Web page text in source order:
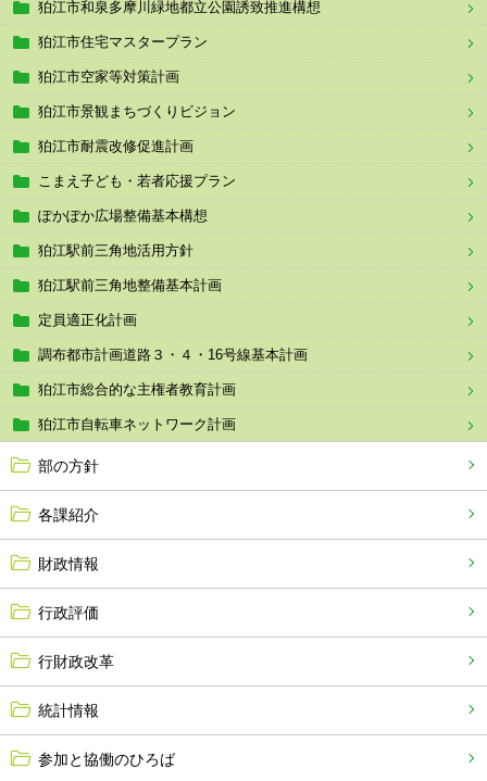
狛江市和泉多摩川緑地都立公園誘致推進構想
狛江市住宅マスタープラン
狛江市空家等対策計画
狛江市景観まちづくりビジョン
狛江市耐震改修促進計画
こまえ子ども・若者応援プラン
ぽかぽか広場整備基本構想
狛江駅前三角地活用方針
狛江駅前三角地整備基本計画
定員適正化計画
調布都市計画道路３・４・16号線基本計画
狛江市総合的な主権者教育計画
狛江市自転車ネットワーク計画
部の方針
各課紹介
財政情報
行政評価
行財政改革
統計情報
参加と協働のひろば